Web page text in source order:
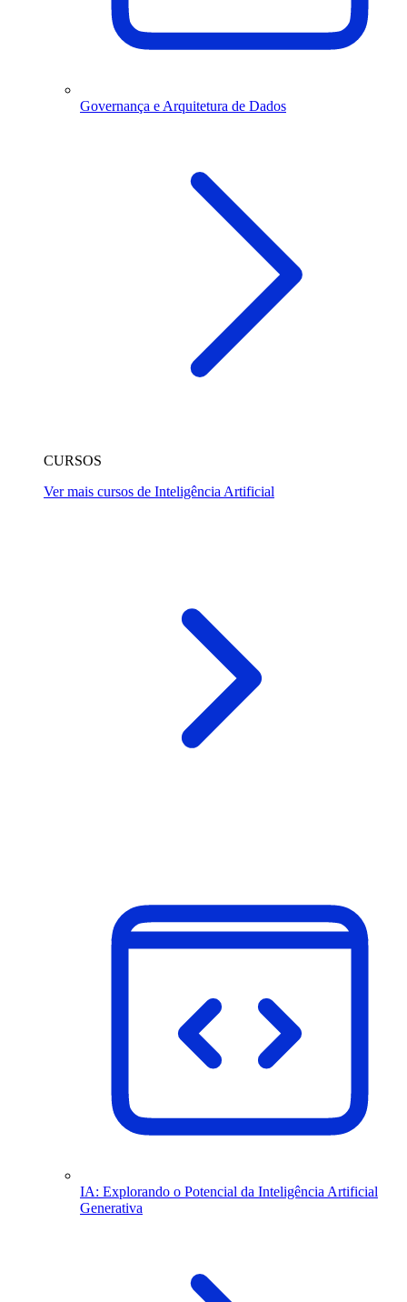
Governança e Arquitetura de Dados
CURSOS
Ver mais cursos de Inteligência Artificial
IA: Explorando o Potencial da Inteligência Artificial
Generativa